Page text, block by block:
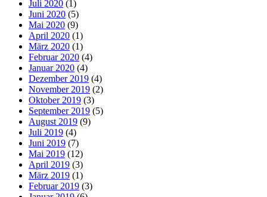
Juli 2020 (1)
Juni 2020 (5)
Mai 2020 (9)
April 2020 (1)
März 2020 (1)
Februar 2020 (4)
Januar 2020 (4)
Dezember 2019 (4)
November 2019 (2)
Oktober 2019 (3)
September 2019 (5)
August 2019 (9)
Juli 2019 (4)
Juni 2019 (7)
Mai 2019 (12)
April 2019 (3)
März 2019 (1)
Februar 2019 (3)